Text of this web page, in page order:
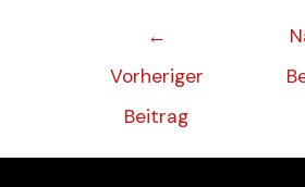
←
Vorheriger
Beitrag